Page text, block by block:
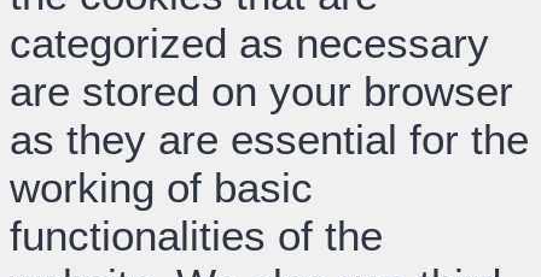
categorized as necessary
are stored on your browser
as they are essential for the
working of basic
functionalities of the